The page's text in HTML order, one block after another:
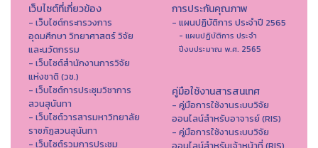
เว็บไซต์ที่เกี่ยวข้อง
- เว็บไซต์กระทรวงการ
อุดมศึกษา วิทยาศาสตร์ วิจัย
และนวัตกรรม
- เว็บไซต์สำนักงานการวิจัย
แห่งชาติ (วช.)
- เว็บไซต์การประชุมวิชาการ
สวนสุนันทา
- เว็บไซต์วารสารมหาวิทยาลัย
ราชภัฏสวนสุนันทา
- เว็บไซต์รวมการประชุม
การประกันคุณภาพ
- แผนปฏิบัติการ ประจำปี 2565
- แผนปฏิบัติการ ประจำ
ปีงบประมาณ พ.ศ. 2565
คู่มือใช้งานสารสนเทศ
- คู่มือการใช้งานระบบวิจัย
ออนไลน์สำหรับอาจารย์ (RIS)
- คู่มือการใช้งานระบบวิจัย